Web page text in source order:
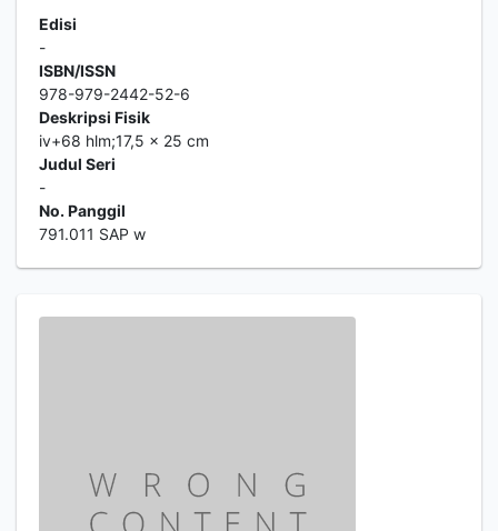
Edisi
-
ISBN/ISSN
978-979-2442-52-6
Deskripsi Fisik
iv+68 hlm;17,5 x 25 cm
Judul Seri
-
No. Panggil
791.011 SAP w